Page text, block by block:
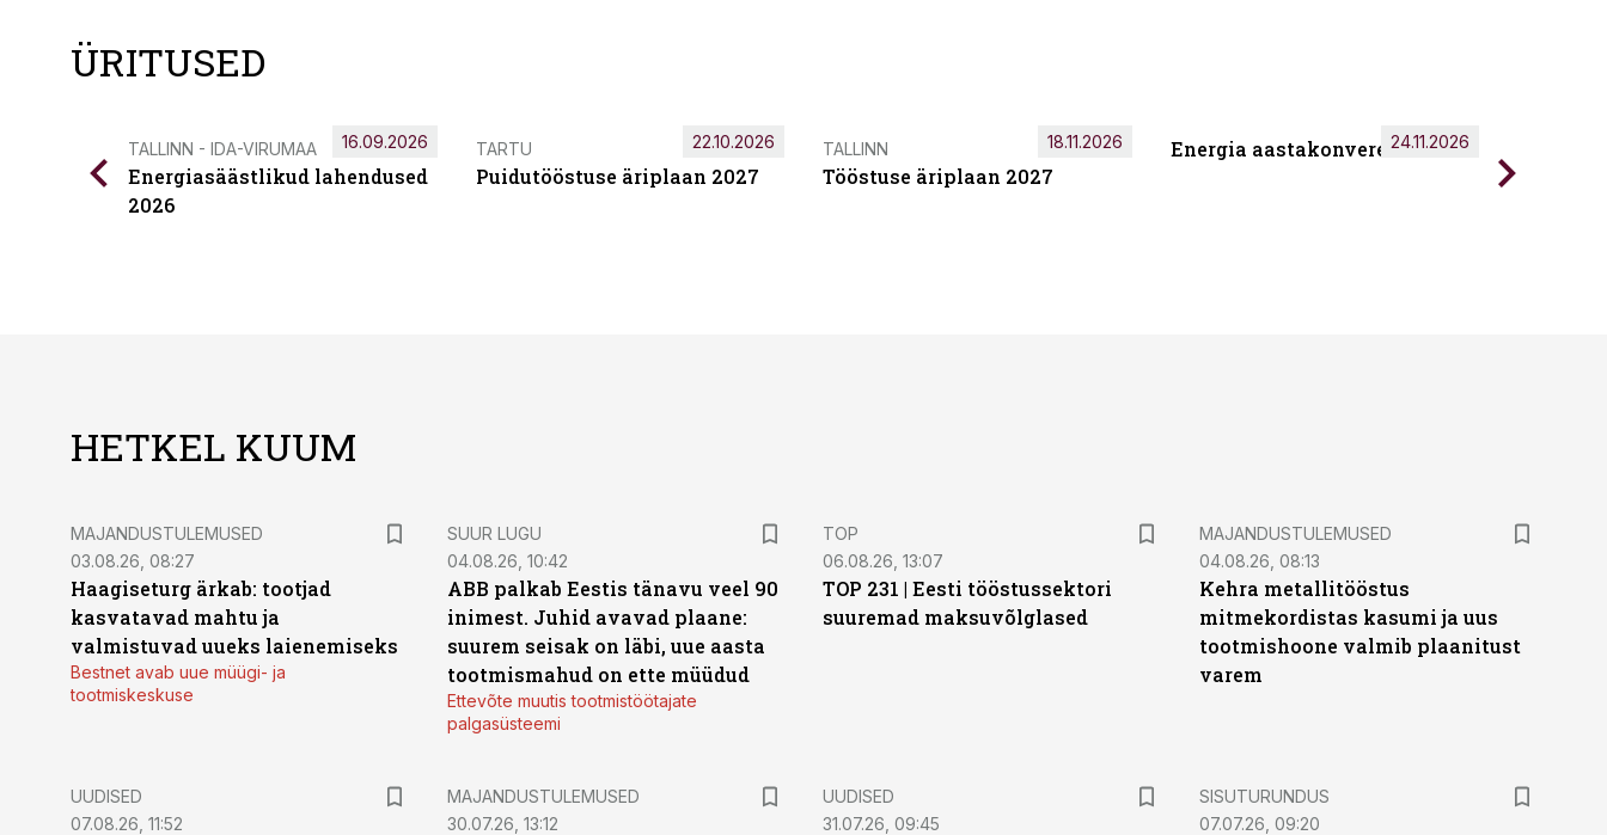
ÜRITUSED
TALLINN - IDA-VIRUMAA
Energiasäästlikud lahendused
2026
16.09.2026 TARTU
Puidutööstuse äriplaan 2027
22.10.2026 TALLINN
Tööstuse äriplaan 2027
18.11.2026 Energia aastakonverents 2026
24.11.2026
HETKEL KUUM
MAJANDUSTULEMUSED
03.08.26, 08:27
Haagiseturg ärkab: tootjad
kasvatavad mahtu ja
valmistuvad uueks laienemiseks
Bestnet avab uue müügi- ja
tootmiskeskuse
SUUR LUGU
04.08.26, 10:42
ABB palkab Eestis tänavu veel 90
inimest. Juhid avavad plaane:
suurem seisak on läbi, uue aasta
tootmismahud on ette müüdud
Ettevõte muutis tootmistöötajate
palgasüsteemi
TOP
06.08.26, 13:07
TOP 231 | Eesti tööstussektori
suuremad maksuvõlglased
MAJANDUSTULEMUSED
04.08.26, 08:13
Kehra metallitööstus
mitmekordistas kasumi ja uus
tootmishoone valmib plaanitust
varem
UUDISED
07.08.26, 11:52
MAJANDUSTULEMUSED
30.07.26, 13:12
UUDISED
31.07.26, 09:45
ST
SISUTURUNDUS
07.07.26, 09:20